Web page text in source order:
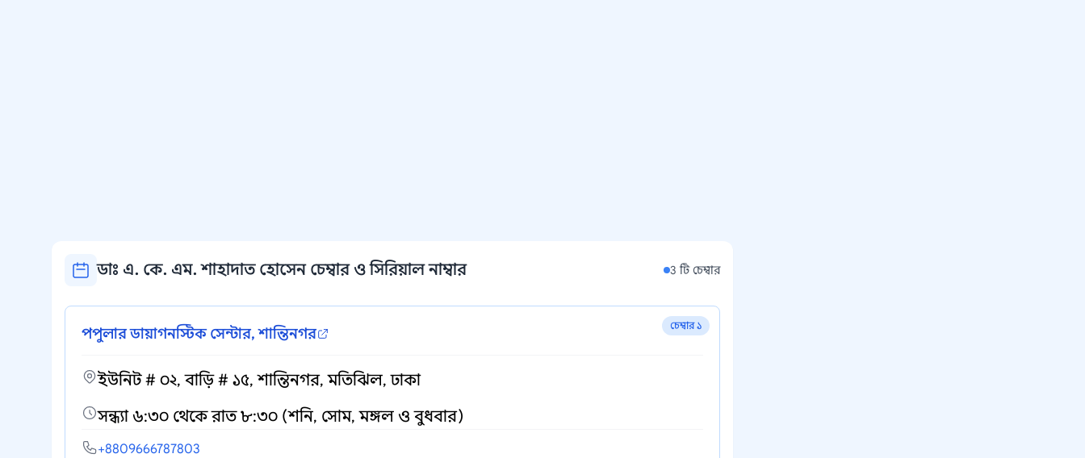
ডাঃ এ. কে. এম. শাহাদাত হোসেন চেম্বার ও সিরিয়াল নাম্বার 3 টি চেম্বার
চেম্বার ১
পপুলার ডায়াগনস্টিক সেন্টার, শান্তিনগর
ইউনিট # ০২, বাড়ি # ১৫, শান্তিনগর, মতিঝিল, ঢাকা
সন্ধ্যা ৬:৩০ থেকে রাত ৮:৩০ (শনি, সোম, মঙ্গল ও বুধবার)
+8809666787803